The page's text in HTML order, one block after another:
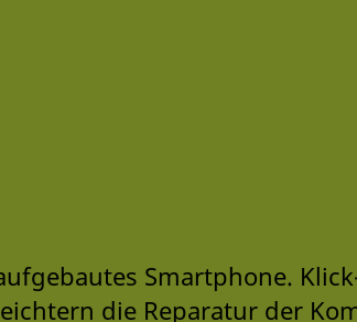
Smartphone.
die Reparatur der